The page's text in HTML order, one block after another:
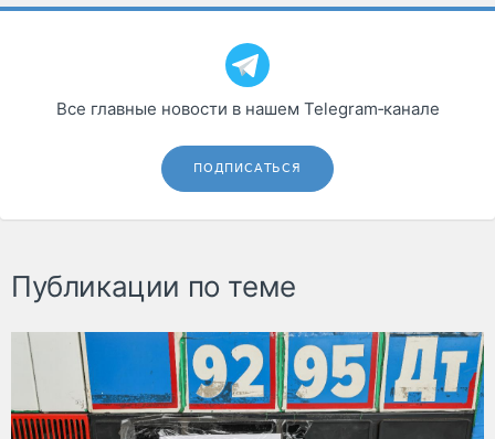
Все главные новости в нашем Telegram‑канале
ПОДПИСАТЬСЯ
Публикации по теме